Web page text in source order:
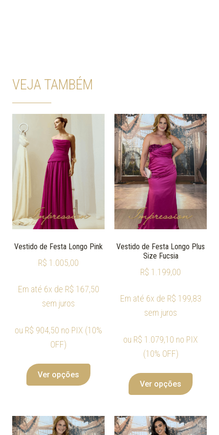
VEJA TAMBÉM
Vestido de Festa Longo Pink
R$ 1.005,00
Em até 6x de R$ 167,50
sem juros
ou R$ 904,50 no PIX (10%
OFF)
Ver opções
Vestido de Festa Longo Plus
Size Fucsia
R$ 1.199,00
Em até 6x de R$ 199,83
sem juros
ou R$ 1.079,10 no PIX
(10% OFF)
Ver opções